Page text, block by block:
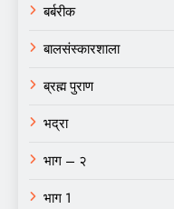
बर्बरीक
बालसंस्कारशाला
ब्रह्म पुराण
भद्रा
भाग – २
भाग 1